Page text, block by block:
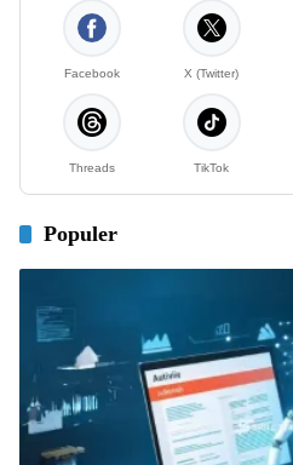
Facebook X (Twitter)
Threads TikTok
Populer